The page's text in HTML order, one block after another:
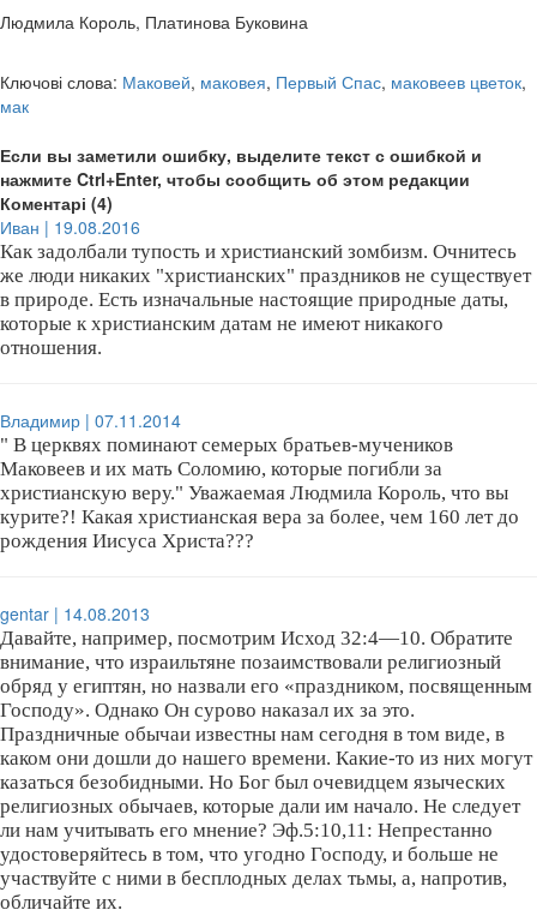
Людмила Король, Платинова Буковина
Ключові слова: Маковей, маковея, Первый Спас, маковеев цветок,
мак
Если вы заметили ошибку, выделите текст с ошибкой и
нажмите Ctrl+Enter, чтобы сообщить об этом редакции
Коментарі (4)
Иван | 19.08.2016
Как задолбали тупость и христианский зомбизм. Очнитесь
же люди никаких "христианских" праздников не существует
в природе. Есть изначальные настоящие природные даты,
которые к христианским датам не имеют никакого
отношения.
Владимир | 07.11.2014
" В церквях поминают семерых братьев-мучеников
Маковеев и их мать Соломию, которые погибли за
христианскую веру." Уважаемая Людмила Король, что вы
курите?! Какая христианская вера за более, чем 160 лет до
рождения Иисуса Христа???
gentar | 14.08.2013
Давайте, например, посмотрим Исход 32:4—10. Обратите
внимание, что израильтяне позаимствовали религиозный
обряд у египтян, но назвали его «праздником, посвященным
Господу». Однако Он сурово наказал их за это.
Праздничные обычаи известны нам сегодня в том виде, в
каком они дошли до нашего времени. Какие-то из них могут
казаться безобидными. Но Бог был очевидцем языческих
религиозных обычаев, которые дали им начало. Не следует
ли нам учитывать его мнение? Эф.5:10,11: Непрестанно
удостоверяйтесь в том, что угодно Господу, и больше не
участвуйте с ними в бесплодных делах тьмы, а, напротив,
обличайте их.